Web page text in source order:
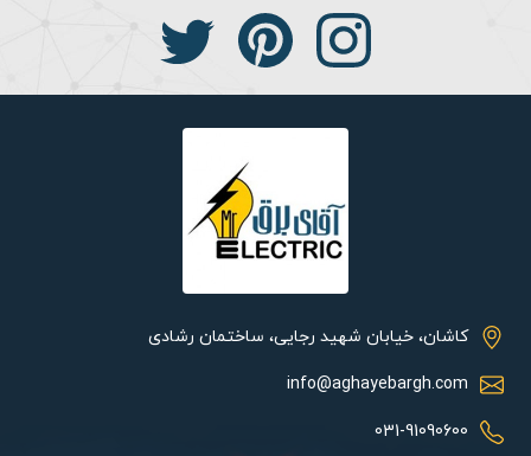
مشخصات ظاهری:
تواند با داشتن پره های فلزی و مرغوبی که دارد، حجم هوای بالایی را
سانتی متر می باشد. جنس بدنه و پروانه فن فولاد با پوشش رنگ
الکترواستاتیک بوده و جهت چرخش آن بصورت ساعتگرد از سمت
است که می توانید بصورت دیواری و یا نصب بر روی سقف آن را قرار
داده که پیشنهاد ما نصب بر روی دیوار می باشد.
کاشان، خیابان شهید رجایی، ساختمان رشادی
info@aghayebargh.com
031-91090600